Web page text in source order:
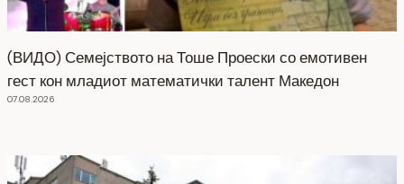
(ВИДО) Семејството на Тоше Проески со емотивен
гест кон младиот математички талент Македон
07.08.2026